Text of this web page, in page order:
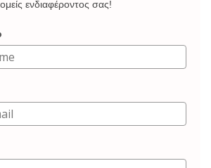
ενδιαφέροντος σας!